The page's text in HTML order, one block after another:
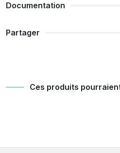
Documentation
Partager
Ces produits